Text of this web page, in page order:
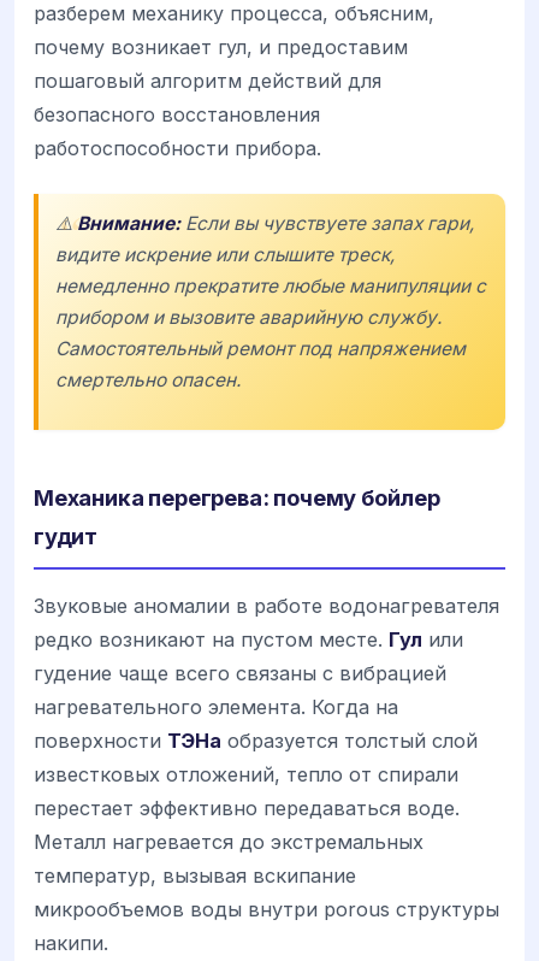
разберем механику процесса, объясним,
почему возникает гул, и предоставим
пошаговый алгоритм действий для
безопасного восстановления
работоспособности прибора.
⚠️Внимание:Если вы чувствуете запах гари,
видите искрение или слышите треск,
немедленно прекратите любые манипуляции с
прибором и вызовите аварийную службу.
Самостоятельный ремонт под напряжением
смертельно опасен.
Механика перегрева: почему бойлер
гудит
Звуковые аномалии в работе водонагревателя
редко возникают на пустом месте. Гул или
гудение чаще всего связаны с вибрацией
нагревательного элемента. Когда на
поверхности ТЭНа образуется толстый слой
известковых отложений, тепло от спирали
перестает эффективно передаваться воде.
Металл нагревается до экстремальных
температур, вызывая вскипание
микрообъемов воды внутри porous структуры
накипи.